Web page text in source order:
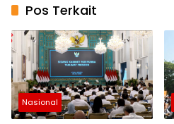
Pos Terkait
Nasional